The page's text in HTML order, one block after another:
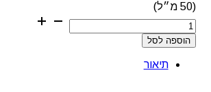
(50 מ״ל)
כמות
של
סרום
Alpha
הוספה לסל
תיאור